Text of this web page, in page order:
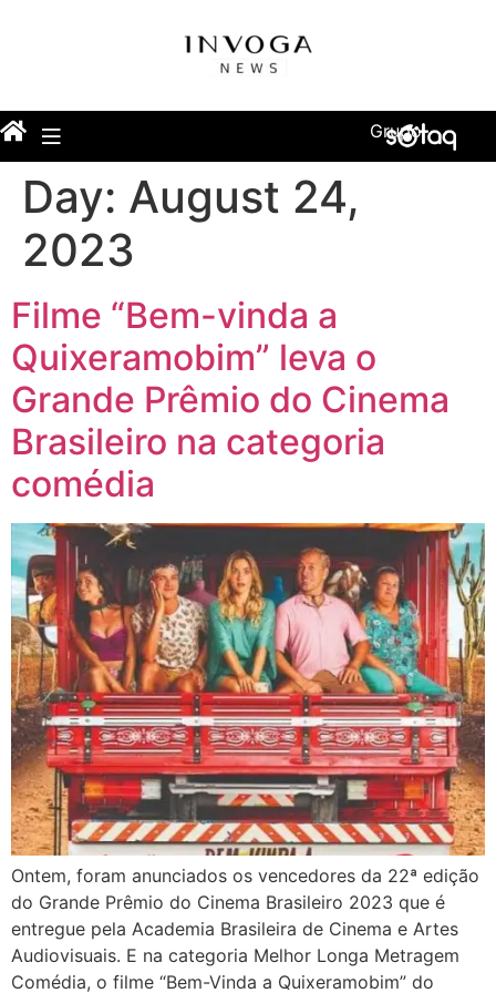
Grupo
Day: August 24,
2023
Filme “Bem-vinda a
Quixeramobim” leva o
Grande Prêmio do Cinema
Brasileiro na categoria
comédia
Ontem, foram anunciados os vencedores da 22ª edição
do Grande Prêmio do Cinema Brasileiro 2023 que é
entregue pela Academia Brasileira de Cinema e Artes
Audiovisuais. E na categoria Melhor Longa Metragem
Comédia, o filme “Bem-Vinda a Quixeramobim” do